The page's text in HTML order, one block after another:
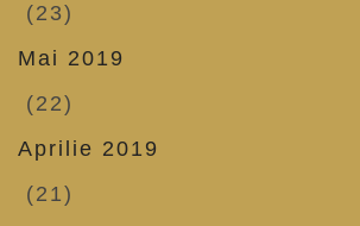
(23)
Mai 2019
(22)
Aprilie 2019
(21)